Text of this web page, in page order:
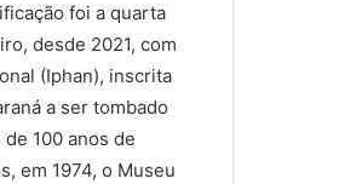
foi a quarta
desde 2021, com
(Iphan), inscrita
a ser tombado
100 anos de
em 1974, o Museu